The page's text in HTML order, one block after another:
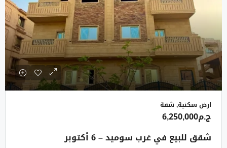
ارض سكنية, شقة
ج.م6,250,000
شقق للبيع في غرب سوميد – 6 أكتوبر